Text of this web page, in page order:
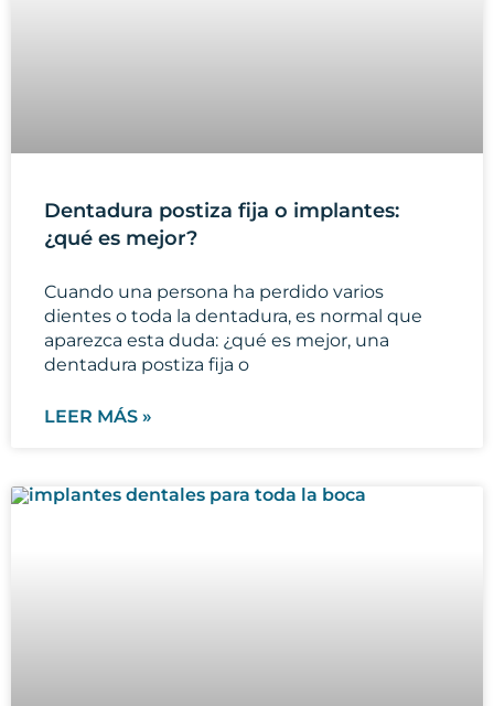
Dentadura postiza fija o implantes:
¿qué es mejor?
Cuando una persona ha perdido varios
dientes o toda la dentadura, es normal que
aparezca esta duda: ¿qué es mejor, una
dentadura postiza fija o
LEER MÁS »